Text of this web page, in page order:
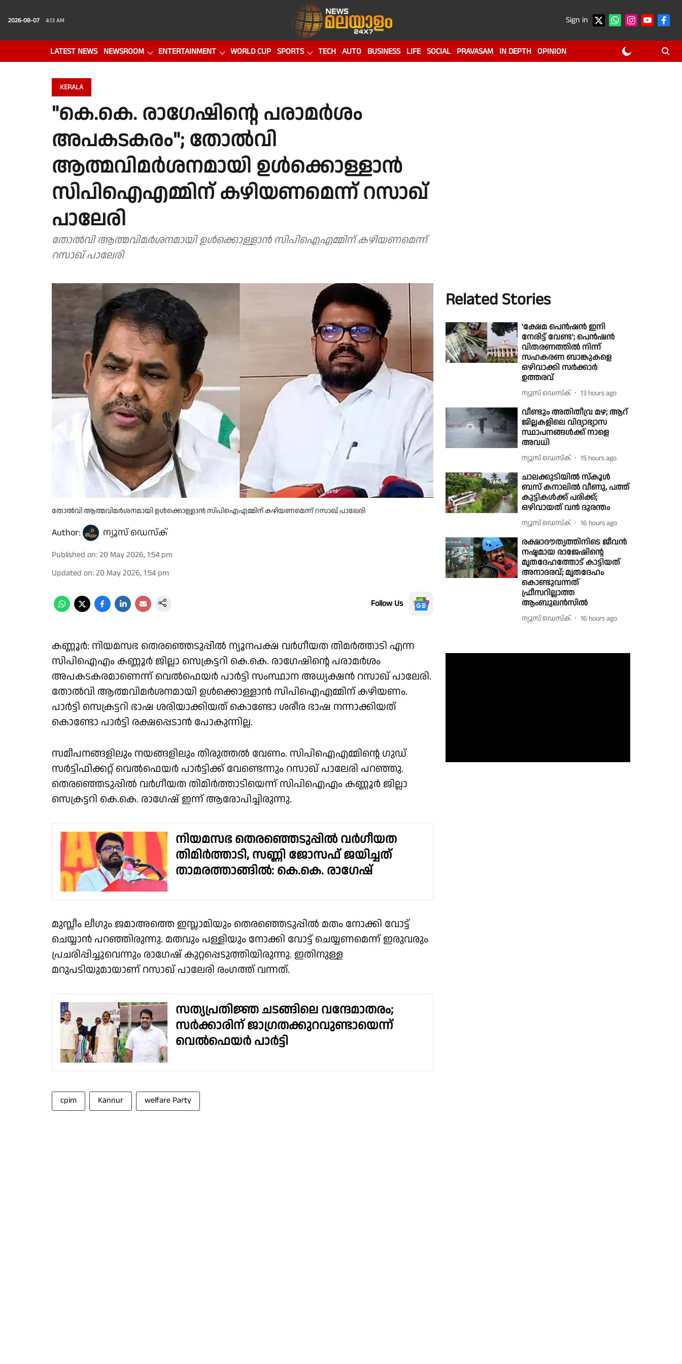
2026-08-07 4:13 AM Sign in
LATEST NEWS NEWSROOM ENTERTAINMENT WORLD CUP SPORTS TECH AUTO BUSINESS LIFE SOCIAL PRAVASAM IN DEPTH OPINION
KERALA
"കെ.കെ. രാഗേഷിൻ്റെ പരാമർശം
അപകടകരം"; തോല്‍വി
ആത്മവിമര്‍ശനമായി ഉള്‍ക്കൊള്ളാന്‍
സിപിഐഎമ്മിന് കഴിയണമെന്ന് റസാഖ്
പാലേരി
തോല്‍വി ആത്മവിമര്‍ശനമായി ഉള്‍ക്കൊള്ളാന്‍ സിപിഐഎമ്മിന് കഴിയണമെന്ന്
റസാഖ് പാലേരി
തോല്‍വി ആത്മവിമര്‍ശനമായി ഉള്‍ക്കൊള്ളാന്‍ സിപിഐഎമ്മിന് കഴിയണമെന്ന് റസാഖ് പാലേരി
Author: ന്യൂസ് ഡെസ്ക്
Published on:20 May 2026, 1:54 pm
Updated on:20 May 2026, 1:54 pm
Follow Us
കണ്ണൂർ: നിയമസഭ തെരഞ്ഞെടുപ്പില്‍ ന്യൂനപക്ഷ വര്‍ഗീയത തിമര്‍ത്താടി എന്ന
സിപിഐഎം കണ്ണൂര്‍ ജില്ലാ സെക്രട്ടറി കെ.കെ. രാഗേഷിൻ്റെ പരാമർശം
അപകടകരമാണെന്ന് വെൽഫെയർ പാർട്ടി സംസ്ഥാന അധ്യക്ഷൻ റസാഖ് പാലേരി.
തോല്‍വി ആത്മവിമര്‍ശനമായി ഉള്‍ക്കൊള്ളാന്‍ സിപിഐഎമ്മിന് കഴിയണം.
പാര്‍ട്ടി സെക്രട്ടറി ഭാഷ ശരിയാക്കിയത് കൊണ്ടോ ശരീര ഭാഷ നന്നാക്കിയത്
കൊണ്ടോ പാര്‍ട്ടി രക്ഷപ്പെടാന്‍ പോകുന്നില്ല.
സമീപനങ്ങളിലും നയങ്ങളിലും തിരുത്തല്‍ വേണം. സിപിഐഎമ്മിൻ്റെ ഗുഡ്
സർട്ടിഫിക്കറ്റ് വെല്‍ഫെയര്‍ പാര്‍ട്ടിക്ക് വേണ്ടെന്നും റസാഖ് പാലേരി പറഞ്ഞു.
തെരഞ്ഞെടുപ്പിൽ വർഗീയത തിമിർത്താടിയെന്ന് സിപിഐഎം കണ്ണൂർ ജില്ലാ
സെക്രട്ടറി കെ.കെ. രാഗേഷ് ഇന്ന് ആരോപിച്ചിരുന്നു.
നിയമസഭ തെരഞ്ഞെടുപ്പിൽ വർഗീയത
തിമിർത്താടി, സണ്ണി ജോസഫ് ജയിച്ചത്
താമരത്താങ്ങിൽ: കെ.കെ. രാഗേഷ്
മുസ്ലീം ലീഗും ജമാഅത്തെ ഇസ്ലാമിയും തെരഞ്ഞെടുപ്പിൽ മതം നോക്കി വോട്ട്
ചെയ്യാൻ പറഞ്ഞിരുന്നു. മതവും പള്ളിയും നോക്കി വോട്ട് ചെയ്യണമെന്ന് ഇരുവരും
പ്രചരിപ്പിച്ചുവെന്നും രാഗേഷ് കുറ്റപ്പെടുത്തിയിരുന്നു. ഇതിനുള്ള
മറുപടിയുമായാണ് റസാഖ് പാലേരി രംഗത്ത് വന്നത്.
സത്യപ്രതിജ്ഞ ചടങ്ങിലെ വന്ദേമാതരം;
സര്‍ക്കാരിന് ജാഗ്രതക്കുറവുണ്ടായെന്ന്
വെല്‍ഫെയര്‍ പാര്‍ട്ടി
cpim Kannur welfare Party
Related Stories
'ക്ഷേമ പെൻഷൻ ഇനി
നേരിട്ട് വേണ്ട'; പെൻഷൻ
വിതരണത്തിൽ നിന്ന്
സഹകരണ ബാങ്കുകളെ
ഒഴിവാക്കി സർക്കാർ
ഉത്തരവ്
ന്യൂസ് ഡെസ്ക് 13 hours ago
വീണ്ടും അതിതീവ്ര മഴ; ആറ്
ജില്ലകളിലെ വിദ്യാഭ്യാസ
സ്ഥാപനങ്ങൾക്ക് നാളെ
അവധി
ന്യൂസ് ഡെസ്ക് 15 hours ago
ചാലക്കുടിയിൽ സ്കൂൾ
ബസ് കനാലിൽ വീണു, പത്ത്
കുട്ടികൾക്ക് പരിക്ക്;
ഒഴിവായത് വൻ ദുരന്തം
ന്യൂസ് ഡെസ്ക് 16 hours ago
രക്ഷാദൗത്യത്തിനിടെ ജീവൻ
നഷ്ടമായ രാജേഷിൻ്റെ
മൃതദേഹത്തോട് കാട്ടിയത്
അനാദരവ്; മൃതദേഹം
കൊണ്ടുവന്നത്
ഫ്രീസറില്ലാത്ത
ആംബുലൻസിൽ
ന്യൂസ് ഡെസ്ക് 16 hours ago